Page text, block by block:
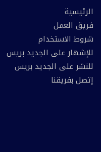
الرئيسية
فريق العمل
شروط الاستخدام
للإشهار على الجديد بريس
للنشر على الجديد بريس
إتصل بفريقنا